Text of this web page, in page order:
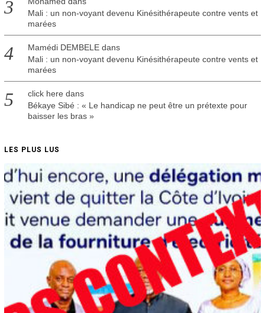
Mali : un non-voyant devenu Kinésithérapeute contre vents et
marées
Mamédi DEMBELEdans
Mali : un non-voyant devenu Kinésithérapeute contre vents et
marées
click here dans
Békaye Sibé : « Le handicap ne peut être un prétexte pour
baisser les bras »
LES PLUS LUS